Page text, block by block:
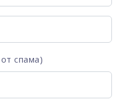
спама)